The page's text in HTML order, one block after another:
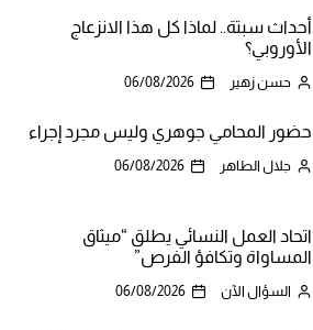
أحداث سبتة.. لماذا كل هذا الانزعاج
الأوروبي؟
حسن زهير 06/08/2026
حضور المحامي جوهري وليس مجرد إجراء
جلال الطاهر 06/08/2026
اتحاد العمل النسائي يطلق “ميثاق
المساواة وتكافؤ الفرص”
السؤال الآن 06/08/2026